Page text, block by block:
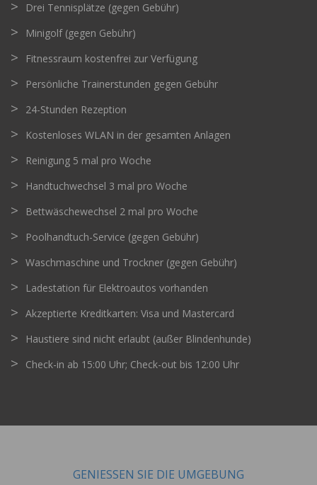
Drei Tennisplätze (gegen Gebühr)
Minigolf (gegen Gebühr)
Fitnessraum kostenfrei zur Verfügung
Persönliche Trainerstunden gegen Gebühr
24-Stunden Rezeption
Kostenloses WLAN in der gesamten Anlagen
Reinigung 5 mal pro Woche
Handtuchwechsel 3 mal pro Woche
Bettwäschewechsel 2 mal pro Woche
Poolhandtuch-Service (gegen Gebühr)
Waschmaschine und Trockner (gegen Gebühr)
Ladestation für Elektroautos vorhanden
Akzeptierte Kreditkarten: Visa und Mastercard
Haustiere sind nicht erlaubt (außer Blindenhunde)
Check-in ab 15:00 Uhr; Check-out bis 12:00 Uhr
GENIESSEN SIE DIE UMGEBUNG